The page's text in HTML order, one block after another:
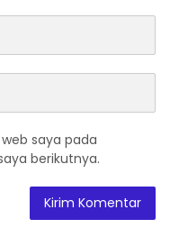
saya pada
berikutnya.